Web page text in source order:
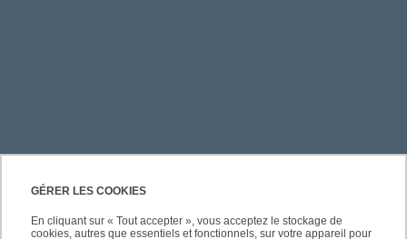
GÉRER LES COOKIES
En cliquant sur « Tout accepter », vous acceptez le stockage de
cookies, autres que essentiels et fonctionnels, sur votre appareil pour
PRATIQUE